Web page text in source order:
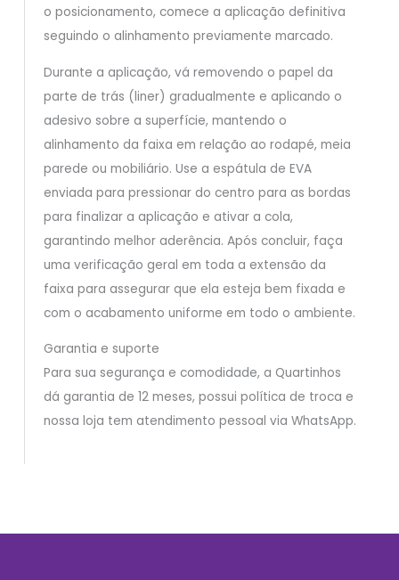
o posicionamento, comece a aplicação definitiva
seguindo o alinhamento previamente marcado.
Durante a aplicação, vá removendo o papel da
parte de trás (liner) gradualmente e aplicando o
adesivo sobre a superfície, mantendo o
alinhamento da faixa em relação ao rodapé, meia
parede ou mobiliário. Use a espátula de EVA
enviada para pressionar do centro para as bordas
para finalizar a aplicação e ativar a cola,
garantindo melhor aderência. Após concluir, faça
uma verificação geral em toda a extensão da
faixa para assegurar que ela esteja bem fixada e
com o acabamento uniforme em todo o ambiente.
Garantia e suporte
Para sua segurança e comodidade, a Quartinhos
dá garantia de 12 meses, possui política de troca e
nossa loja tem atendimento pessoal via WhatsApp.